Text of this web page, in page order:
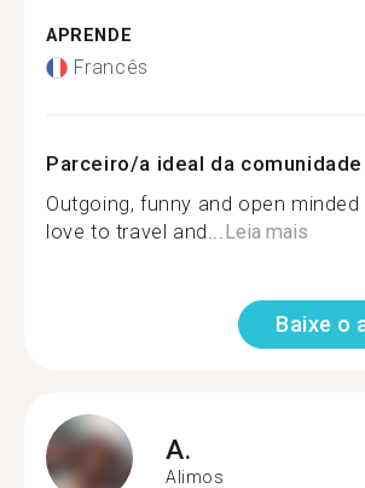
APRENDE
Francês
Parceiro/a ideal da
Outgoing, funny and open
love to travel and...Leia mais
Baixe o
A.
Alimos